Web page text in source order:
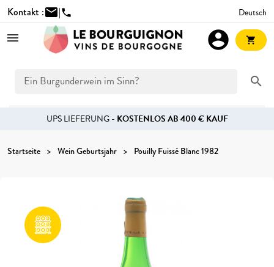
Kontakt :mail|phone Deutsch
search
account_circle shopping_cart
UPS LIEFERUNG - KOSTENLOS AB 400 € KAUF
Startseite Wein Geburtsjahr Pouilly Fuissé Blanc 1982